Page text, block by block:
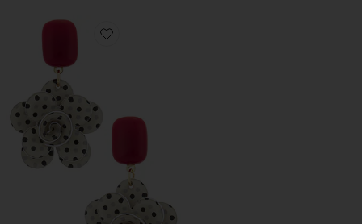
Favorite WHIMSICAL ドロップイヤリング